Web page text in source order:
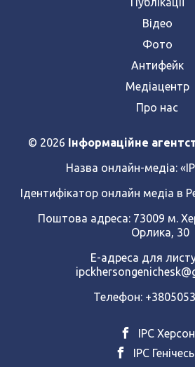
Відео
Фото
Антифейк
Медіацентр
Про нас
© 2026 Інформаційне
Назва онлайн-медіа:
Ідентифікатор онлайн медіа в
Поштова адреса: 73009 м.
Орлика, 30
Е-адреса для
Телефон:
ІРС Херсон
ІРС